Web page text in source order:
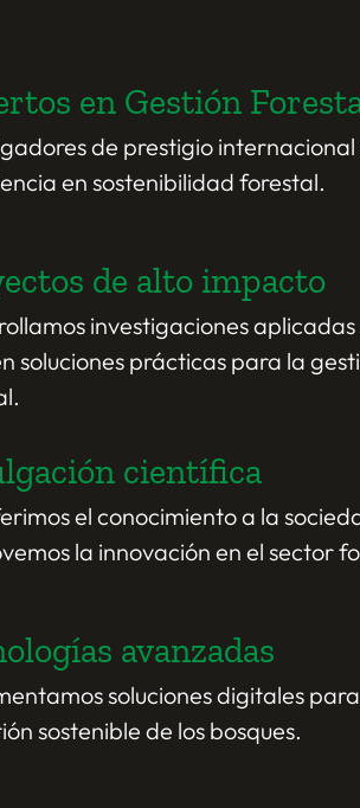
en Gestión
de prestigio
en sostenibilidad forestal.
de alto impacto
investigaciones aplicadas
soluciones prácticas para la
científica
el conocimiento a la
la innovación en el sector
avanzadas
soluciones digitales
sostenible de los bosques.